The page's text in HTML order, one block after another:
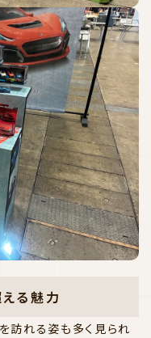
る魅力
訪れる姿も多く見られ